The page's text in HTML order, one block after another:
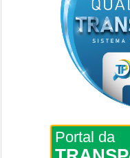
Portal da